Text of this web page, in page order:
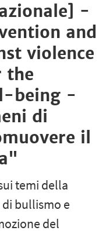
-
and
violence
the
being​ -
di
il
temi della
bullismo e
del